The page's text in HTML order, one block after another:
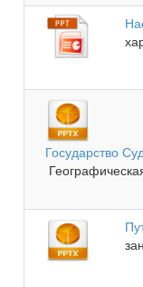
Государство